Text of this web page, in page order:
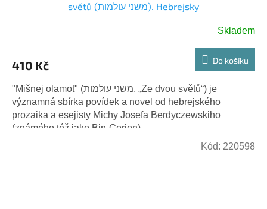
světů (משני עולמות). Hebrejsky
Skladem
410 Kč Do košíku
"Mišnej olamot" (משני עולמות, „Ze dvou světů“) je
významná sbírka povídek a novel od hebrejského
prozaika a esejisty Michy Josefa Berdyczewskiho
(známého též jako Bin-Gorion)....
Kód: 220598